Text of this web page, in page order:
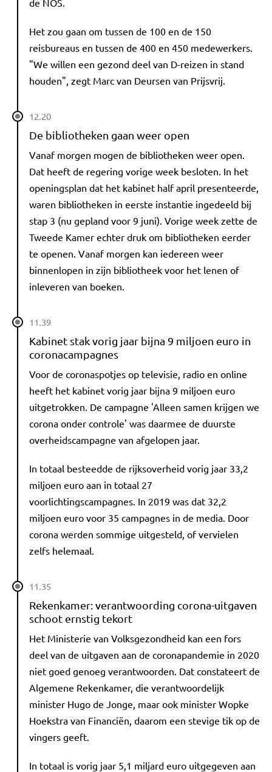
de NOS.
Het zou gaan om tussen de 100 en de 150
reisbureaus en tussen de 400 en 450 medewerkers.
"We willen een gezond deel van D-reizen in stand
houden", zegt Marc van Deursen van Prijsvrij.
12.20
De bibliotheken gaan weer open
Vanaf morgen mogen de bibliotheken weer open.
Dat heeft de regering vorige week besloten. In het
openingsplan dat het kabinet half april presenteerde,
waren bibliotheken in eerste instantie ingedeeld bij
stap 3 (nu gepland voor 9 juni). Vorige week zette de
Tweede Kamer echter druk om bibliotheken eerder
te openen. Vanaf morgen kan iedereen weer
binnenlopen in zijn bibliotheek voor het lenen of
inleveren van boeken.
11.39
Kabinet stak vorig jaar bijna 9 miljoen euro in
coronacampagnes
Voor de coronaspotjes op televisie, radio en online
heeft het kabinet vorig jaar bijna 9 miljoen euro
uitgetrokken. De campagne 'Alleen samen krijgen we
corona onder controle' was daarmee de duurste
overheidscampagne van afgelopen jaar.
In totaal besteedde de rijksoverheid vorig jaar 33,2
miljoen euro aan in totaal 27
voorlichtingscampagnes. In 2019 was dat 32,2
miljoen euro voor 35 campagnes in de media. Door
corona werden sommige uitgesteld, of vervielen
zelfs helemaal.
11.35
Rekenkamer: verantwoording corona-uitgaven
schoot ernstig tekort
Het Ministerie van Volksgezondheid kan een fors
deel van de uitgaven aan de coronapandemie in 2020
niet goed genoeg verantwoorden. Dat constateert de
Algemene Rekenkamer, die verantwoordelijk
minister Hugo de Jonge, maar ook minister Wopke
Hoekstra van Financiën, daarom een stevige tik op de
vingers geeft.
In totaal is vorig jaar 5,1 miljard euro uitgegeven aan